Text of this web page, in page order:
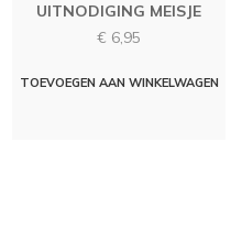
UITNODIGING MEISJE
€ 6,95
TOEVOEGEN AAN WINKELWAGEN